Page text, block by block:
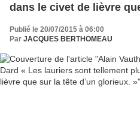
dans le civet de lièvre
Publié le 20/07/2015 à 06:00
Par JACQUES BERTHOMEAU